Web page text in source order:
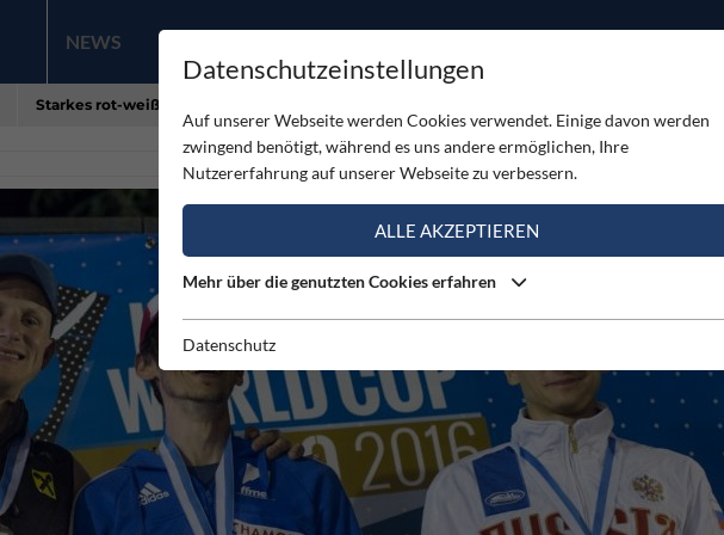
NEWS PRODUKTE
Starkes rot-weiß-rotes Wochenende beim Rockmaster
Datenschutzeinstellungen
Auf unserer Webseite werden Cookies verwendet. Einige davon werden
zwingend benötigt, während es uns andere ermöglichen, Ihre
Nutzererfahrung auf unserer Webseite zu verbessern.
ALLE AKZEPTIEREN
Mehr über die genutzten Cookies erfahren
Datenschutz